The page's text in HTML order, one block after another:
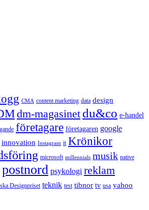
CMA content marketing data design
dm-magasinet du&co e-handel
företagare företagaren google
innovation Instagram it Krönikor
microsoft millennials musik native
postnord psykologi reklam
Designpriset teknik test tibnor tv usa yahoo